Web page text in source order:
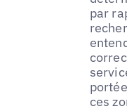
par
ces